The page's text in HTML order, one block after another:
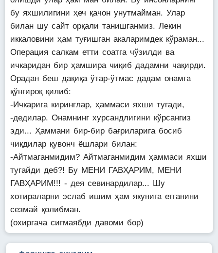
бу яхшилигини ҳеч қачон унутмайман. Улар
билан шу сайт орқали танишганмиз. Лекин
иккаловини ҳам туғишган акаларимдек кўраман...
Операция салкам етти соатга чўзилди ва
ичкаридан бир ҳамшира чиқиб дадамни чақирди.
Орадан беш дақиқа ўтар-ўтмас дадам онамга
қўнғироқ қилиб:
-Ичкарига киринглар, ҳаммаси яхши тугади,
-дедилар. Онамнинг хурсандлигини кўрсангиз
эди... Ҳаммани бир-бир бағриларига босиб
чиқдилар қувонч ёшлари билан:
-Айтмаганмидим? Айтмаганмидим ҳаммаси яхши
тугайди деб?! Бу МЕНИ ГАВҲАРИМ, МЕНИ
ГАВҲАРИМ!!! - дея севинардилар... Шу
хотираларни эслаб ишим ҳам якунига етганини
сезмай қолибман.
(охиргача сигмаябди давоми бор)